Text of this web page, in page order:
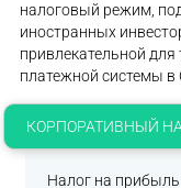
налоговый режим,
иностранных
привлекательной для
платежной системы в
КОРПОРАТИВНЫЙ
Налог на прибыль